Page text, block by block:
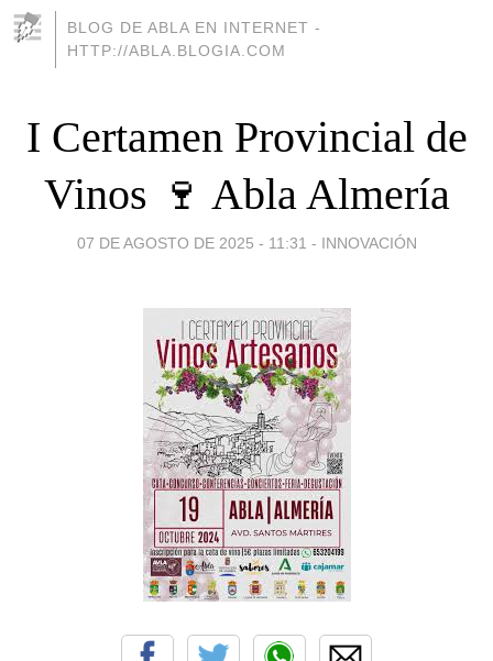
BLOG DE ABLA EN INTERNET -
HTTP://ABLA.BLOGIA.COM
I Certamen Provincial de
Vinos 🍷 Abla Almería
07 DE AGOSTO DE 2025 - 11:31 - INNOVACIÓN